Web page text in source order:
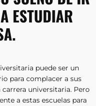
ESTUDIAR
puede ser un
para complacer a sus
universitaria. Pero
a estas escuelas para